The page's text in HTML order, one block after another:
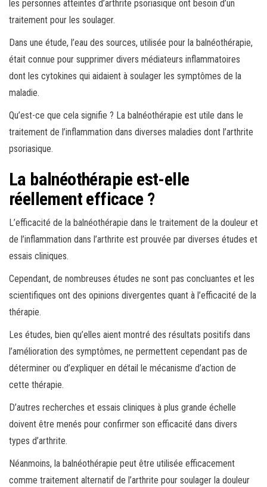
les personnes atteintes d’arthrite psoriasique ont besoin d’un
traitement pour les soulager.
Dans une étude, l’eau des sources, utilisée pour la balnéothérapie,
était connue pour supprimer divers médiateurs inflammatoires
dont les cytokines qui aidaient à soulager les symptômes de la
maladie.
Qu’est-ce que cela signifie ? La balnéothérapie est utile dans le
traitement de l’inflammation dans diverses maladies dont l’arthrite
psoriasique.
La balnéothérapie est-elle
réellement efficace ?
L’efficacité de la balnéothérapie dans le traitement de la douleur et
de l’inflammation dans l’arthrite est prouvée par diverses études et
essais cliniques.
Cependant, de nombreuses études ne sont pas concluantes et les
scientifiques ont des opinions divergentes quant à l’efficacité de la
thérapie.
Les études, bien qu’elles aient montré des résultats positifs dans
l’amélioration des symptômes, ne permettent cependant pas de
déterminer ou d’expliquer en détail le mécanisme d’action de
cette thérapie.
D’autres recherches et essais cliniques à plus grande échelle
doivent être menés pour confirmer son efficacité dans divers
types d’arthrite.
Néanmoins, la balnéothérapie peut être utilisée efficacement
comme traitement alternatif de l’arthrite pour soulager la douleur